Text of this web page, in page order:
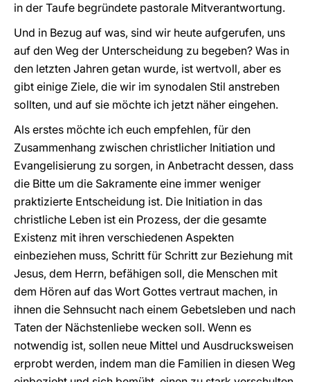
in der Taufe begründete pastorale Mitverantwortung.
Und in Bezug auf was, sind wir heute aufgerufen, uns
auf den Weg der Unterscheidung zu begeben? Was in
den letzten Jahren getan wurde, ist wertvoll, aber es
gibt einige Ziele, die wir im synodalen Stil anstreben
sollten, und auf sie möchte ich jetzt näher eingehen.
Als erstes möchte ich euch empfehlen, für den
Zusammenhang zwischen christlicher Initiation und
Evangelisierung zu sorgen, in Anbetracht dessen, dass
die Bitte um die Sakramente eine immer weniger
praktizierte Entscheidung ist. Die Initiation in das
christliche Leben ist ein Prozess, der die gesamte
Existenz mit ihren verschiedenen Aspekten
einbeziehen muss, Schritt für Schritt zur Beziehung mit
Jesus, dem Herrn, befähigen soll, die Menschen mit
dem Hören auf das Wort Gottes vertraut machen, in
ihnen die Sehnsucht nach einem Gebetsleben und nach
Taten der Nächstenliebe wecken soll. Wenn es
notwendig ist, sollen neue Mittel und Ausdrucksweisen
erprobt werden, indem man die Familien in diesen Weg